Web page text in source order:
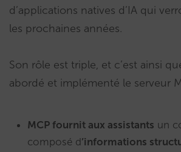
d’applications natives d’IA qui
les prochaines années.
Son rôle est triple, et c’est ainsi
abordé et implémenté le serveur
MCP fournit aux assistants un
composé d’informations